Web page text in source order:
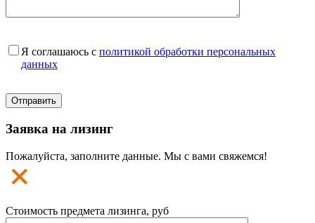
Я соглашаюсь с политикой обработки персональных
данных
Заявка на лизинг
Пожалуйста, заполните данные. Мы с вами свяжемся!
Стоимость предмета лизинга, руб